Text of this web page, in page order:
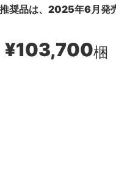
奨品は、2025年6月発
¥103,700梱